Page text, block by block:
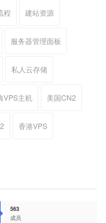
程 建站资源
服务器管理面板
私人云存储
VPS主机 美国CN2
香港VPS
563
成员